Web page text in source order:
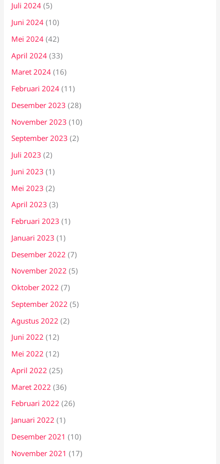
Juli 2024 (5)
Juni 2024 (10)
Mei 2024 (42)
April 2024 (33)
Maret 2024 (16)
Februari 2024 (11)
Desember 2023 (28)
November 2023 (10)
September 2023 (2)
Juli 2023 (2)
Juni 2023 (1)
Mei 2023 (2)
April 2023 (3)
Februari 2023 (1)
Januari 2023 (1)
Desember 2022 (7)
November 2022 (5)
Oktober 2022 (7)
September 2022 (5)
Agustus 2022 (2)
Juni 2022 (12)
Mei 2022 (12)
April 2022 (25)
Maret 2022 (36)
Februari 2022 (26)
Januari 2022 (1)
Desember 2021 (10)
November 2021 (17)